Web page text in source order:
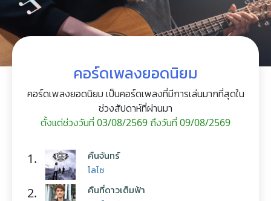
คอร์ดเพลงยอดนิยม
คอร์ดเพลงยอดนิยม เป็นคอร์ดเพลงที่มีการเล่นมากที่สุดใน
ช่วงสัปดาห์ที่ผ่านมา
ตั้งแต่ช่วงวันที่ 03/08/2569 ถึงวันที่ 09/08/2569
1. คืนจันทร์
โลโซ
2. คืนที่ดาวเต็มฟ้า